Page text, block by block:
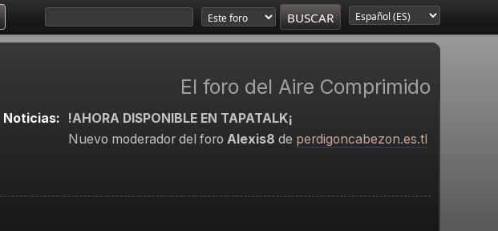
El foro del Aire Comprimido
Noticias:
!AHORA DISPONIBLE EN TAPATALK¡
Nuevo moderador del foro Alexis8 de perdigoncabezon.es.tl